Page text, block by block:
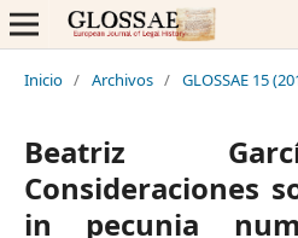
Inicio / Archivos / GLOSSAE 15
Beatriz
Consideraciones
in pecunia